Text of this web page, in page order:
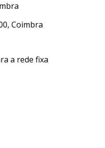
Coimbra
a rede fixa